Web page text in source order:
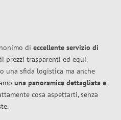
di eccellente servizio di
prezzi trasparenti ed equi.
una sfida logistica ma anche
una panoramica dettagliata e
cosa aspettarti, senza